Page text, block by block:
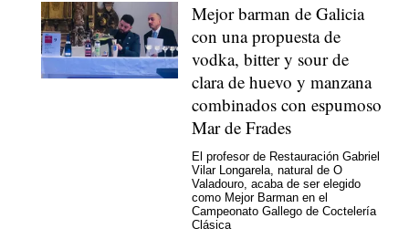
Mejor barman de Galicia
con una propuesta de
vodka, bitter y sour de
clara de huevo y manzana
combinados con espumoso
Mar de Frades
El profesor de Restauración Gabriel
Vilar Longarela, natural de O
Valadouro, acaba de ser elegido
como Mejor Barman en el
Campeonato Gallego de Coctelería
Clásica